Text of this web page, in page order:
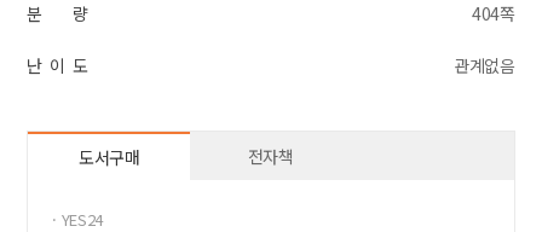
분 량 404쪽
난 이 도 관계없음
도서구매 전자책
· YES24